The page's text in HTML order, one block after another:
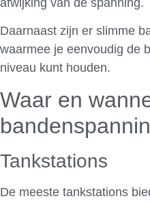
Daarnaast zijn er slimme
waarmee je eenvoudig de
niveau kunt houden.
Waar en
Tankstations
De meeste tankstations